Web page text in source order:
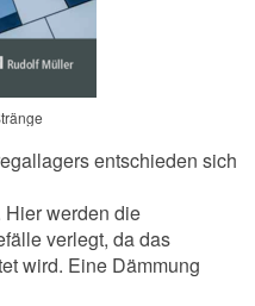
entschieden sich
werden die
verlegt, da das
wird. Eine Dämmung